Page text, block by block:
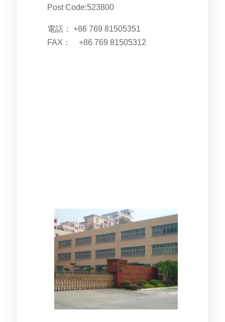
Post Code:523800
電話：+86 769 81505351
FAX：+86 769 81505312